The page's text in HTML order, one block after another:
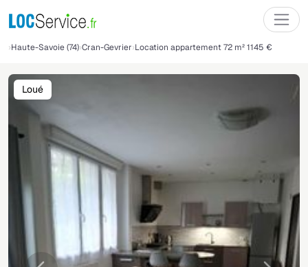
Haute-Savoie (74) Cran-Gevrier Location appartement 72 m² 1145 €
Loué